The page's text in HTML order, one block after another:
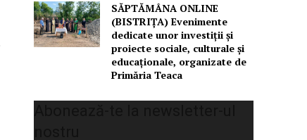
SĂPTĂMÂNA ONLINE
(BISTRIȚA) Evenimente
dedicate unor investiții și
proiecte sociale, culturale și
educaționale, organizate de
Primăria Teaca